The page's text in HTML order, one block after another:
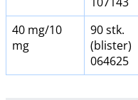
40 mg/10
mg
90 stk.
(blister)
064625